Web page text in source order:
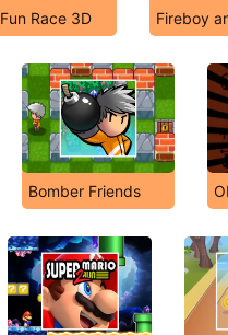
Fun Race 3D Fireboy
Bomber Friends